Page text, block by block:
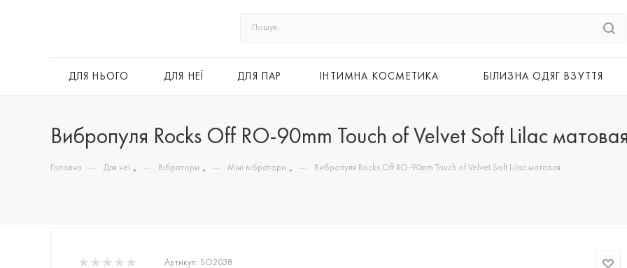
ДЛЯ НЬОГО ДЛЯ НЕЇ ДЛЯ ПАР ІНТИМНА КОСМЕТИКА БІЛИЗНА ОДЯГ ВЗУТТЯ
Вибропуля Rocks Off RO-90mm Touch of Velvet Soft Lilac матовая
Головна — Для неї — Вібратори — Міні вібратори — Вибропуля Rocks Off RO-90mm Touch of Velvet Soft Lilac матовая
Артикул: SO2038